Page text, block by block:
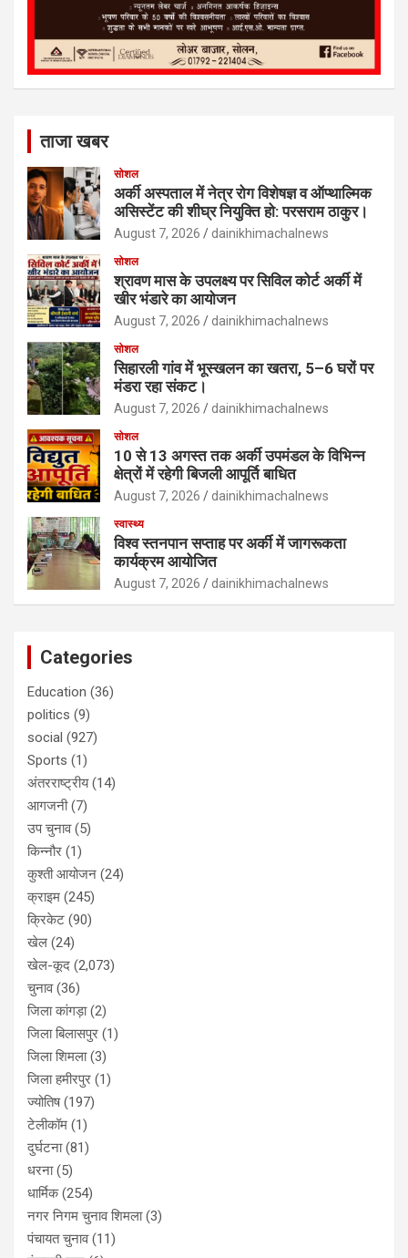
ताजा खबर
सोशल
अर्की अस्पताल में नेत्र रोग विशेषज्ञ व ऑप्थाल्मिक
असिस्टेंट की शीघ्र नियुक्ति हो: परसराम ठाकुर।
August 7, 2026 dainikhimachalnews
सोशल
श्रावण मास के उपलक्ष्य पर सिविल कोर्ट अर्की में
खीर भंडारे का आयोजन
August 7, 2026 dainikhimachalnews
सोशल
सिहारली गांव में भूस्खलन का खतरा, 5–6 घरों पर
मंडरा रहा संकट।
August 7, 2026 dainikhimachalnews
सोशल
10 से 13 अगस्त तक अर्की उपमंडल के विभिन्न
क्षेत्रों में रहेगी बिजली आपूर्ति बाधित
August 7, 2026 dainikhimachalnews
स्वास्थ्य
विश्व स्तनपान सप्ताह पर अर्की में जागरूकता
कार्यक्रम आयोजित
August 7, 2026 dainikhimachalnews
Categories
Education (36)
politics (9)
social (927)
Sports (1)
अंतरराष्ट्रीय(14)
आगजनी(7)
उप चुनाव(5)
किन्नौर (1)
कुश्ती आयोजन (24)
क्राइम (245)
क्रिकेट (90)
खेल (24)
खेल-कूद (2,073)
चुनाव(36)
जिला कांगड़ा(2)
जिला बिलासपुर (1)
जिला शिमला(3)
जिला हमीरपुर (1)
ज्योतिष(197)
टेलीकॉम (1)
दुर्घटना(81)
धरना(5)
धार्मिक(254)
नगर निगम चुनाव शिमला(3)
पंचायत चुनाव(11)